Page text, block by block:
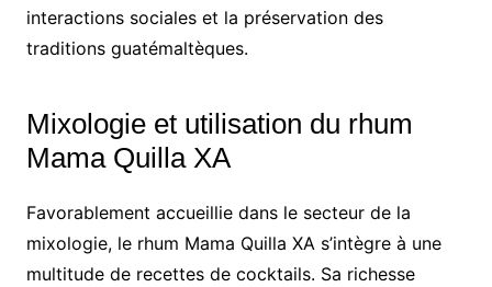
interactions sociales et la préservation des
traditions guatémaltèques.
Mixologie et utilisation du rhum
Mama Quilla XA
Favorablement accueillie dans le secteur de la
mixologie, le rhum Mama Quilla XA s’intègre à une
multitude de recettes de cocktails. Sa richesse